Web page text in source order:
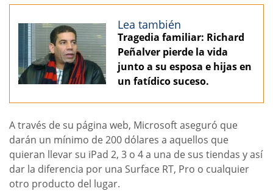
Lea también
Tragedia familiar: Richard
Peñalver pierde la vida
junto a su esposa e hijas en
un fatídico suceso.
A través de su página web, Microsoft aseguró que
darán un mínimo de 200 dólares a aquellos que
quieran llevar su iPad 2, 3 o 4 a una de sus tiendas y así
dar la diferencia por una Surface RT, Pro o cualquier
otro producto del lugar.